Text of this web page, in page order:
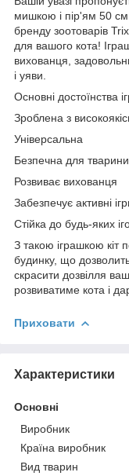
мишкою і пір'ям 50
бренду зоотоварів
для вашого кота!
вихованця,
і уяви.
Основні достоїнства
Зроблена з
Універсальна
Безпечна для тварини
Розвиває вихованця
Забезпечує активні
Стійка до будь-яких
З такою іграшкою кіт
будинку, що
скрасити дозвілля
розвиватиме кота і
Приховати
Характеристики
Основні
Виробник
Країна виробник
Вид тварин